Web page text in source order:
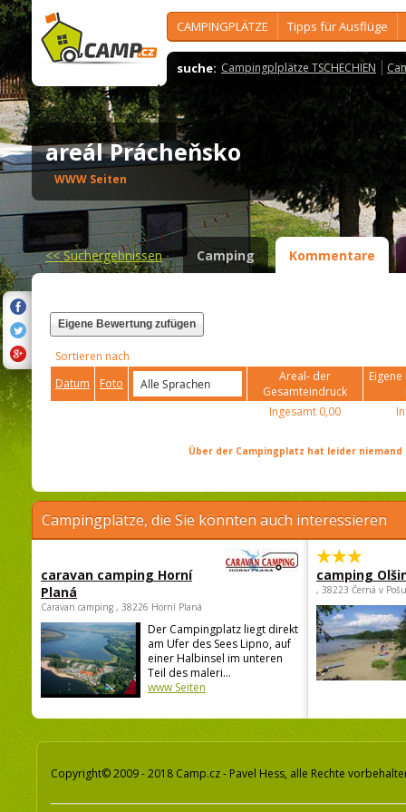
CAMPINGPLÄTZE Tipps für Ausflüge
suche: Campingplplätze TSCHECHIEN
areál Prácheňsko
WWW Seiten
<<Suchergebnissen Camping Kommentare
Eigene Bewertung zufügen
Sortieren nach
Datum
Foto
Areal- der
Gesamteindruck
Ingesamt 0,00
Über der Campingplatz hat leider
Campingplätze, die Sie könnten auch interessieren
caravan camping Horní
Planá
Caravan camping , 38226 Horní Planá
Der Campingplatz liegt direkt
am Ufer des Sees Lipno, auf
einer Halbinsel im unteren
Teil des maleri...
www Seiten
camping
, 38223 Černá v
Copyright© 2009 - 2018 Camp.cz - Pavel Hess, alle Rechte